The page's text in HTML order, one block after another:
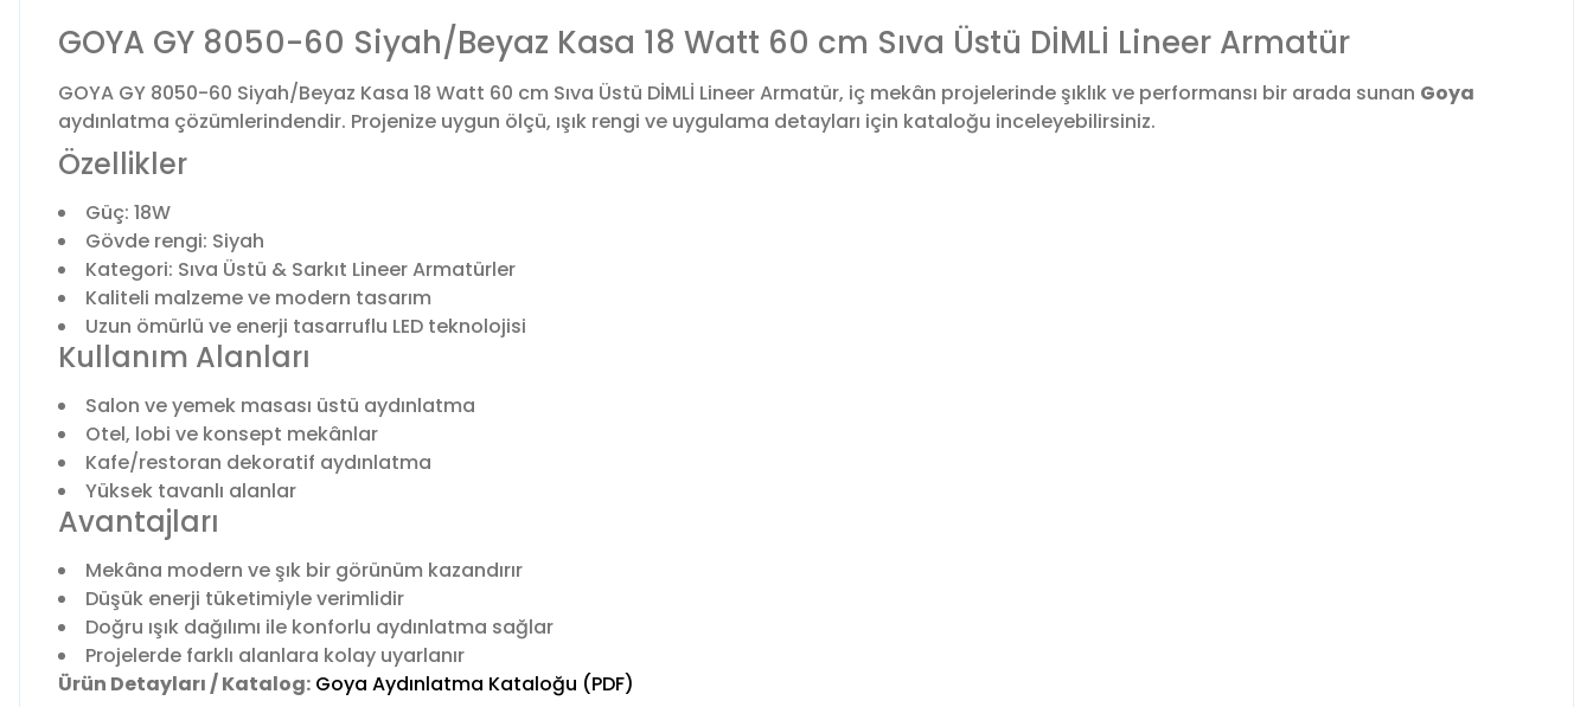
GOYA GY 8050-60 Siyah/Beyaz Kasa 18 Watt 60 cm Sıva Üstü DİMLİ Lineer Armatür
GOYA GY 8050-60 Siyah/Beyaz Kasa 18 Watt 60 cm Sıva Üstü DİMLİ Lineer Armatür, iç mekân projelerinde şıklık ve performansı bir arada sunan Goya
aydınlatma çözümlerindendir. Projenize uygun ölçü, ışık rengi ve uygulama detayları için kataloğu inceleyebilirsiniz.
Özellikler
Güç: 18W
Gövde rengi: Siyah
Kategori: Sıva Üstü & Sarkıt Lineer Armatürler
Kaliteli malzeme ve modern tasarım
Uzun ömürlü ve enerji tasarruflu LED teknolojisi
Kullanım Alanları
Salon ve yemek masası üstü aydınlatma
Otel, lobi ve konsept mekânlar
Kafe/restoran dekoratif aydınlatma
Yüksek tavanlı alanlar
Avantajları
Mekâna modern ve şık bir görünüm kazandırır
Düşük enerji tüketimiyle verimlidir
Doğru ışık dağılımı ile konforlu aydınlatma sağlar
Projelerde farklı alanlara kolay uyarlanır
Ürün Detayları / Katalog: Goya Aydınlatma Kataloğu (PDF)